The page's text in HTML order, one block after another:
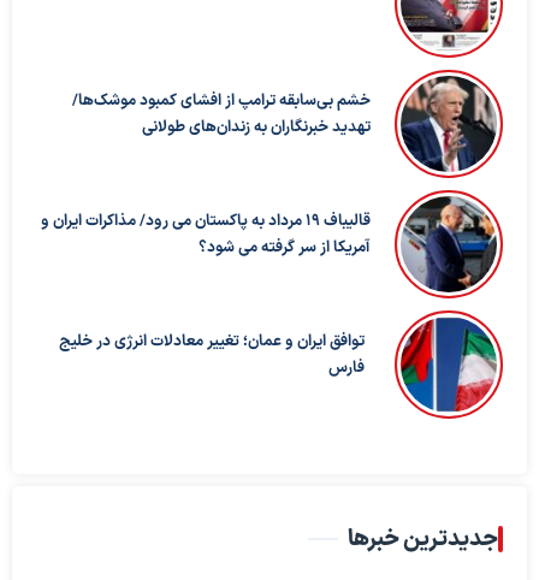
خشم بی‌سابقه ترامپ از افشای کمبود موشک‌ها/
تهدید خبرنگاران به زندان‌های طولانی
قالیباف ۱۹ مرداد به پاکستان می رود/ مذاکرات ایران و
آمریکا از سر گرفته می شود؟
توافق ایران و عمان؛ تغییر معادلات انرژی در خلیج
فارس
جدیدترین خبرها